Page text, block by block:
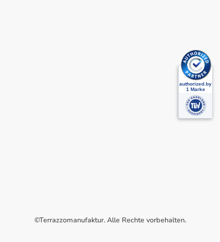
©Terrazzomanufaktur. Alle Rechte vorbehalten.